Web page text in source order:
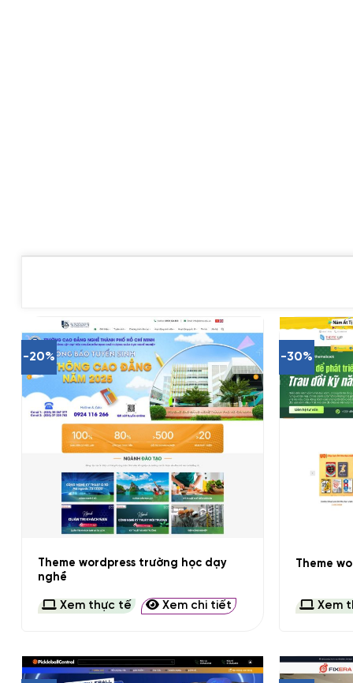
-20%
Theme wordpress trường học dạy
nghề
Xem thực tế Xem chi tiết
-30%
Theme
Xem